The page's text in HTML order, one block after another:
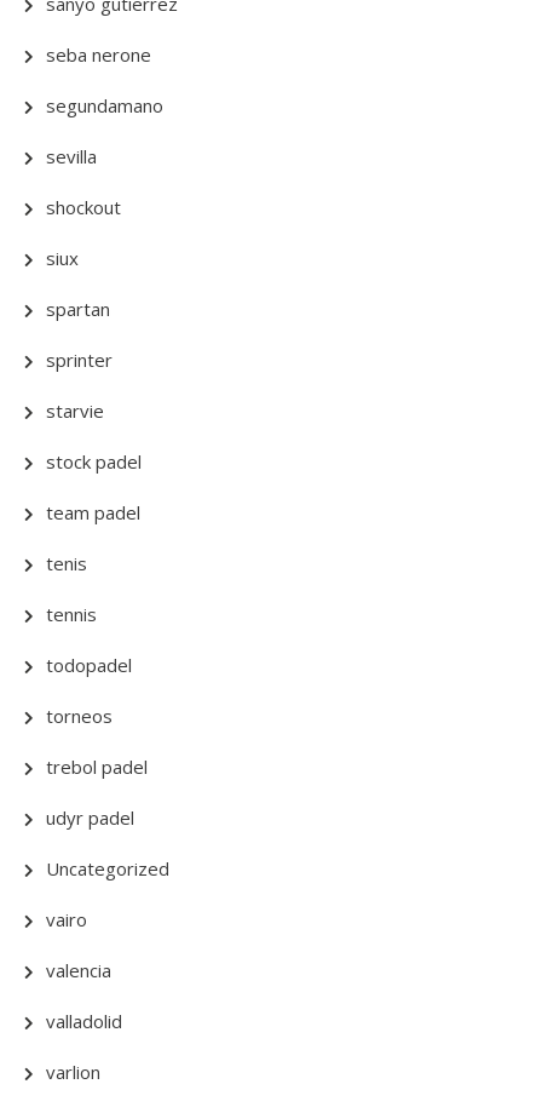
seba nerone
segundamano
sevilla
shockout
siux
spartan
sprinter
starvie
stock padel
team padel
tenis
tennis
todopadel
torneos
trebol padel
udyr padel
Uncategorized
vairo
valencia
valladolid
varlion